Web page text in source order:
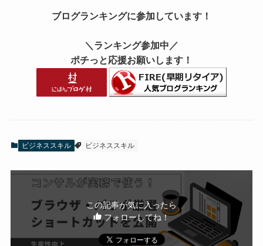
ブログランキングに参加しています！
＼ランキング参加中／
ポチっと応援お願いします！
ビジネススキル ビジネススキル
この記事が気に入ったら
フォローしてね！